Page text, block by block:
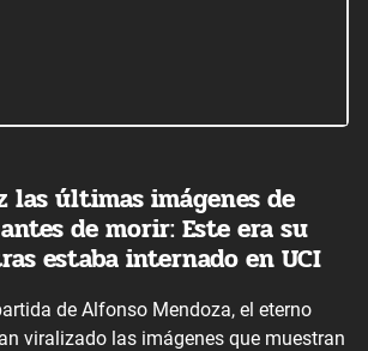
las últimas imágenes de
de morir: Este era su
estaba internado en UCI
de Alfonso Mendoza, el eterno
viralizado las imágenes que muestran